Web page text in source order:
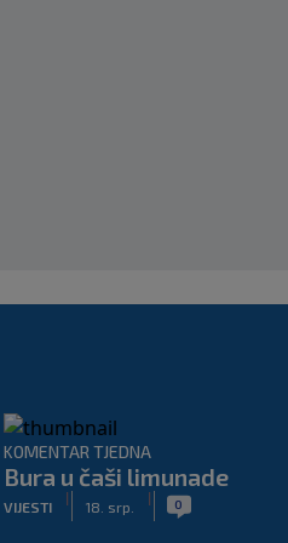
KOMENTAR TJEDNA
Bura u čaši limunade
VIJESTI
|
18. srp.
| 0